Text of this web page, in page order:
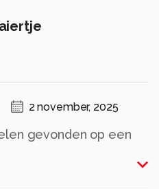
2 november, 2025
gevonden op een
had.